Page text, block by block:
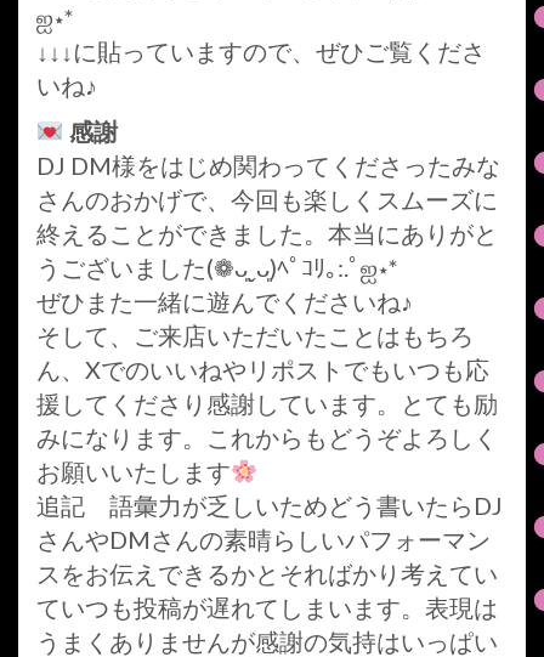
ஐ⋆*
↓↓↓に貼っていますので、ぜひご覧くださ
いね♪
感謝
DJ DM様をはじめ関わってくださったみな
さんのおかげで、今回も楽しくスムーズに
終えることができました。本当にありがと
うございました(❁ᴗ͈ˬᴗ͈)ﾍﾟｺﾘ｡:.ﾟஐ⋆*
ぜひまた一緒に遊んでくださいね♪
そして、ご来店いただいたことはもちろ
ん、Xでのいいねやリポストでもいつも応
援してくださり感謝しています。とても励
みになります。これからもどうぞよろしく
お願いいたします
追記 語彙力が乏しいためどう書いたらDJ
さんやDMさんの素晴らしいパフォーマン
スをお伝えできるかとそればかり考えてい
ていつも投稿が遅れてしまいます。表現は
うまくありませんが感謝の気持はいっぱい